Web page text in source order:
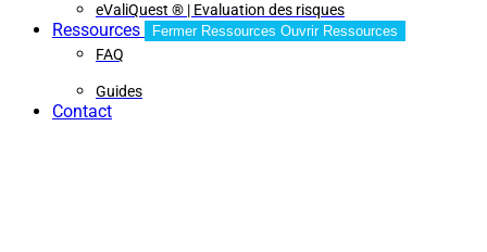
eValiQuest ® | Evaluation des risques
Ressources Fermer Ressources Ouvrir Ressources
FAQ
Guides
Contact